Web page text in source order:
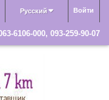
Войти
Русский
6106-000, 093-259-90-07